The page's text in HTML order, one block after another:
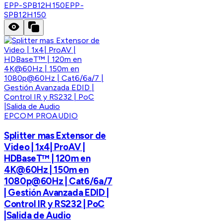
EPP-SPB12H150EPP-
SPB12H150
EPCOM PROAUDIO
Splitter mas Extensor de
Video | 1x4| ProAV |
HDBaseT™ | 120m en
4K@60Hz | 150m en
1080p@60Hz | Cat6/6a/7
| Gestión Avanzada EDID |
Control IR y RS232 | PoC
|Salida de Audio